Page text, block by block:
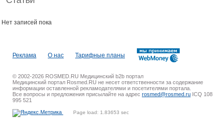
Нет записей пока
Реклама О нас Тарифные планы
© 2002-2026 ROSMED.RU Медицинский b2b портал
Медицинский портал Rosmed.RU не несет ответственности за содержание
информации оставленной рекламодателями и посетителями портала.
Все вопросы и предложения присылайте на адрес rosmed@rosmed.ru ICQ 108
995 521
Page load: 1.83653 sec